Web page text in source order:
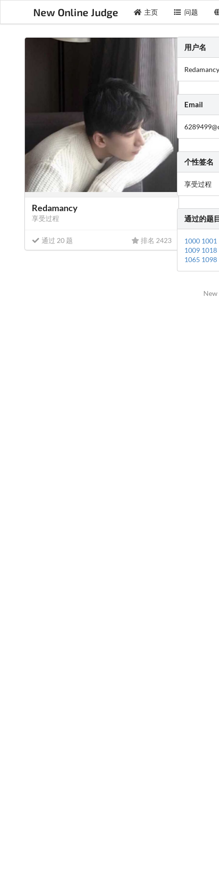
New Online Judge 主页 问题
Redamancy
享受过程
通过 20 题 排名 2423
用户名
Email
个性签名
享受过程
通过的题
1000 1001
1009 1018
1065 1098